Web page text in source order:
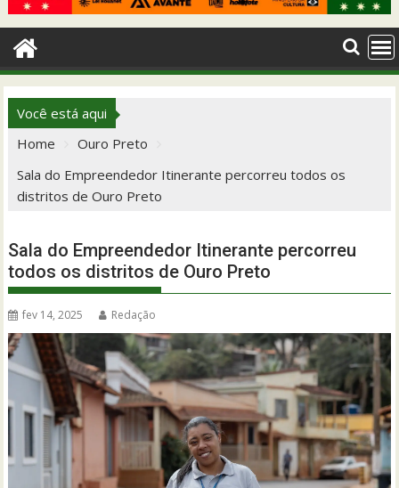
Você está aqui
Home
Ouro Preto
Sala do Empreendedor Itinerante percorreu todos os
distritos de Ouro Preto
Sala do Empreendedor Itinerante percorreu
todos os distritos de Ouro Preto
fev 14, 2025 Redação